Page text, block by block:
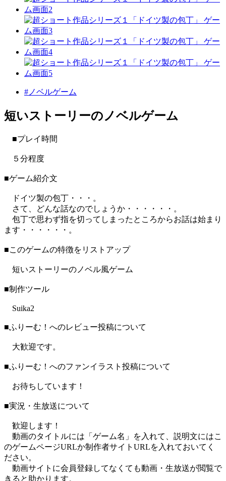
#ノベルゲーム
短いストーリーのノベルゲーム
■プレイ時間
５分程度
■ゲーム紹介文
ドイツ製の包丁・・・。
さて、どんな話なのでしょうか・・・・・・。
包丁で思わず指を切ってしまったところからお話は始まり
ます・・・・・・。
■このゲームの特徴をリストアップ
短いストーリーのノベル風ゲーム
■制作ツール
Suika2
■ふりーむ！へのレビュー投稿について
大歓迎です。
■ふりーむ！へのファンイラスト投稿について
お待ちしています！
■実況・生放送について
歓迎します！
動画のタイトルには「ゲーム名」を入れて、説明文にはこ
のゲームページURLか制作者サイトURLを入れておいてく
ださい。
動画サイトに会員登録してなくても動画・生放送が閲覧で
きると助かります。